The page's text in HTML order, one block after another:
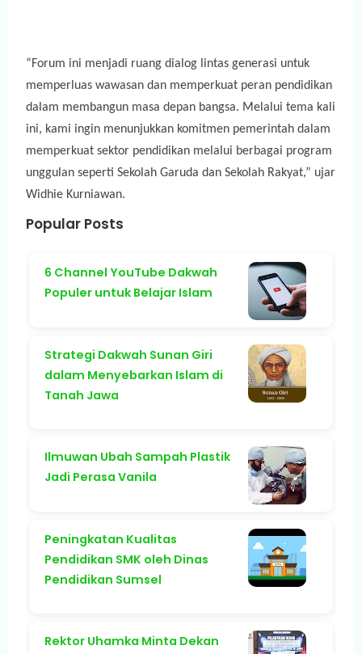
“Forum ini menjadi ruang dialog lintas generasi untuk
memperluas wawasan dan memperkuat peran pendidikan
dalam membangun masa depan bangsa. Melalui tema kali
ini, kami ingin menunjukkan komitmen pemerintah dalam
memperkuat sektor pendidikan melalui berbagai program
unggulan seperti Sekolah Garuda dan Sekolah Rakyat,” ujar
Widhie Kurniawan.
Popular Posts
6 Channel YouTube Dakwah
Populer untuk Belajar Islam
Strategi Dakwah Sunan Giri
dalam Menyebarkan Islam di
Tanah Jawa
Ilmuwan Ubah Sampah Plastik
Jadi Perasa Vanila
Peningkatan Kualitas
Pendidikan SMK oleh Dinas
Pendidikan Sumsel
Rektor Uhamka Minta Dekan